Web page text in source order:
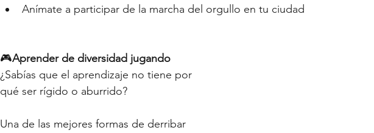
Anímate a participar de la marcha del orgullo en tu ciudad
🎮Aprender de diversidad jugando
¿Sabías que el aprendizaje no tiene por
qué ser rígido o aburrido?
Una de las mejores formas de derribar